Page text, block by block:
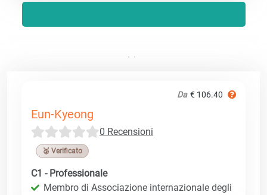
Da € 106.40
Eun-Kyeong
0 Recensioni
🥉 Verificato
C1 - Professionale
Membro di Associazione internazionale degli